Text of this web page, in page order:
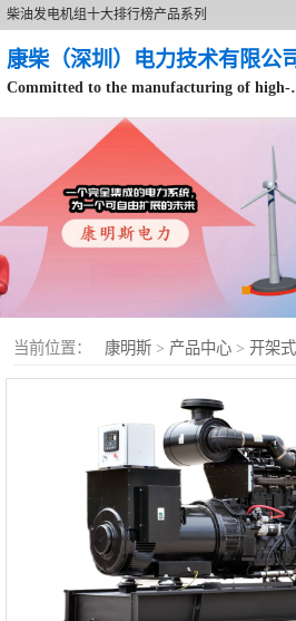
柴油发电机组十大排行榜产品系列
康柴（深圳）电力技术有限公
Committed to
当前位置： 康明斯 > 产品中心 > 开架式
静音型
移动电站
康明斯配件
设备租赁
原装康明斯电力